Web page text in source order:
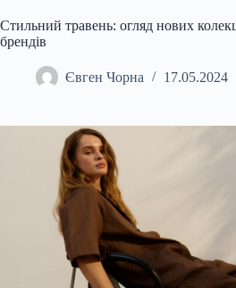
Стильний травень: огляд нових
брендів
Євген Чорна 17.05.2024